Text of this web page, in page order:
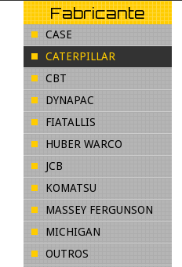
Fabricante
CASE
CATERPILLAR
CBT
DYNAPAC
FIATALLIS
HUBER WARCO
JCB
KOMATSU
MASSEY FERGUNSON
MICHIGAN
OUTROS